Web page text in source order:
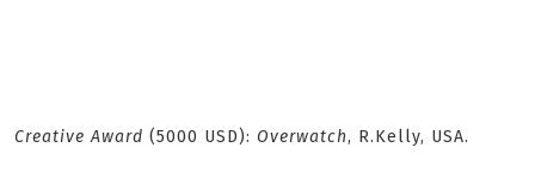
Creative Award (5000 USD): Overwatch, R.Kelly, USA.